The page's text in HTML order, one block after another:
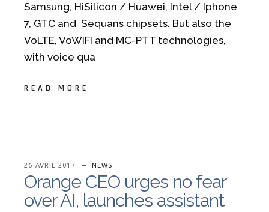
Samsung, HiSilicon / Huawei, Intel / Iphone
7, GTC and Sequans chipsets. But also the
VoLTE, VoWIFI and MC-PTT technologies,
with voice qua
READ MORE
26 AVRIL 2017 NEWS
Orange CEO urges no fear
over AI, launches assistant